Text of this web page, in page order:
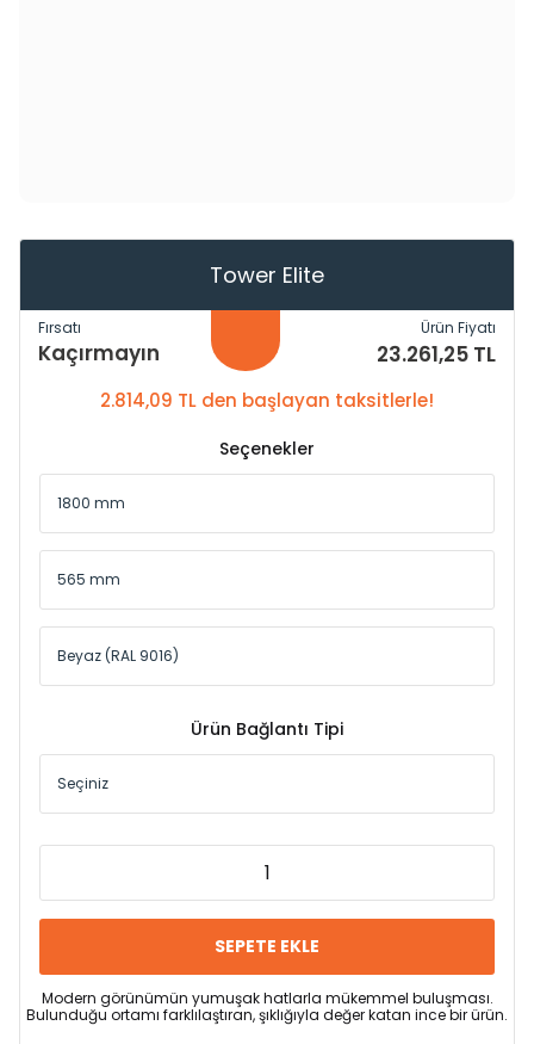
Tower Elite
Fırsatı
Kaçırmayın
Ürün Fiyatı
23.261,25 TL
2.814,09 TL den başlayan taksitlerle!
Seçenekler
Ürün Bağlantı Tipi
SEPETE EKLE
Modern görünümün yumuşak hatlarla mükemmel buluşması.
Bulunduğu ortamı farklılaştıran, şıklığıyla değer katan ince bir ürün.